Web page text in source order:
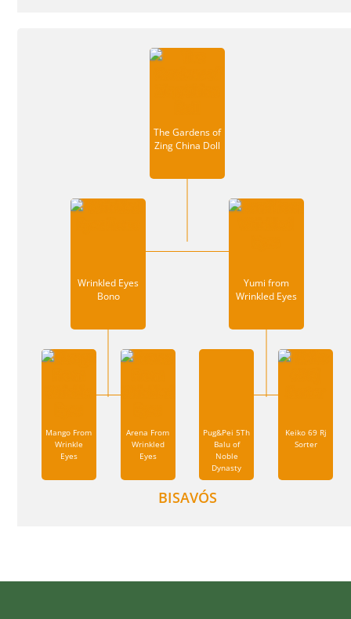
The Gardens of
Zing China Doll
Wrinkled Eyes
Bono
Yumi from
Wrinkled Eyes
Mango From
Wrinkle
Eyes
Arena From
Wrinkled
Eyes
Pug&Pei 5Th
Balu of
Noble
Dynasty
Keiko 69 Rj
Sorter
BISAVÓS